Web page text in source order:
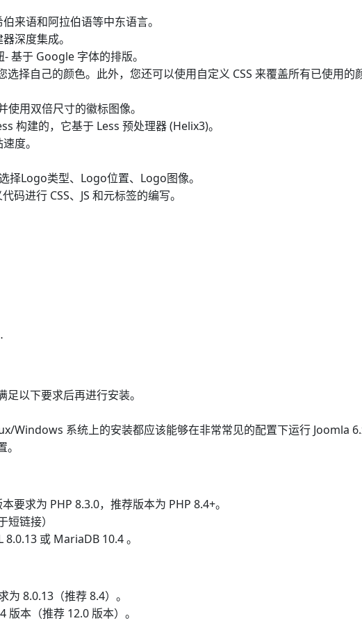
来语和阿拉伯语等中东语言。
深度集成。
基于 Google 字体的排版。
择自己的颜色。此外，您还可以使用自定义 CSS 来覆盖所有已使用的
用双倍尺寸的徽标图像。
构建的，它基于 Less 预处理器 (Helix3)。
度。
择Logo类型、Logo位置、Logo图像。
码进行 CSS、JS 和元标签的编写。
以下要求后再进行安装。
Windows 系统上的安装都应该能够在非常常见的配置下运行 Joomla
要求为 PHP 8.3.0，推荐版本为 PHP 8.4+。
链接）
或 MariaDB 10.4 。
8.0.13（推荐 8.4）。
本（推荐 12.0 版本）。